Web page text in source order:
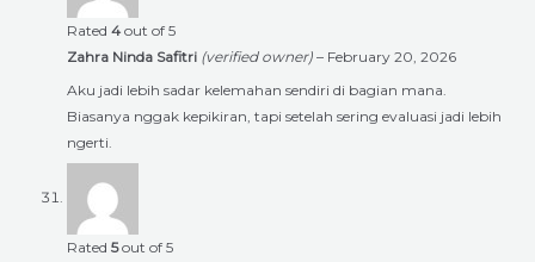
Rated 4 out of 5
Zahra Ninda Safitri (verified owner) – February 20, 2026
Aku jadi lebih sadar kelemahan sendiri di bagian mana.
Biasanya nggak kepikiran, tapi setelah sering evaluasi jadi lebih
ngerti.
Rated 5out of 5